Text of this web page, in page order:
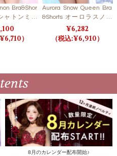
Bra&Shor
ャトンミニ
ョーツ/ラグ
】
6,710
Aurora Snow Queen Bra
&Shorts オーロラスノー
クイーンブラ＆ショーツ
【LB5500】
6,282
6,910
8月のカレンダー配布開始♪